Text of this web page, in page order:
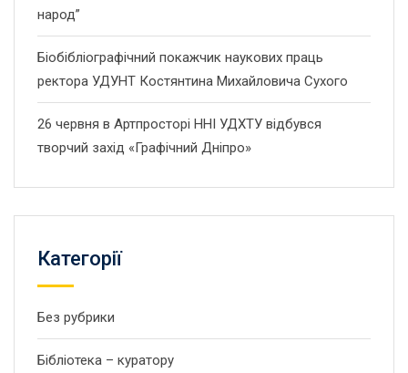
народ”
Біобібліографічний покажчик наукових праць
ректора УДУНТ Костянтина Михайловича Сухого
26 червня в Артпросторі ННІ УДХТУ відбувся
творчий захід «Графічний Дніпро»
Категорії
Без рубрики
Бібліотека – куратору